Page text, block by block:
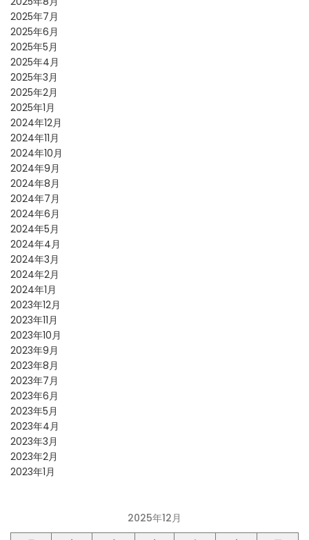
2025年7月
2025年6月
2025年5月
2025年4月
2025年3月
2025年2月
2025年1月
2024年12月
2024年11月
2024年10月
2024年9月
2024年8月
2024年7月
2024年6月
2024年5月
2024年4月
2024年3月
2024年2月
2024年1月
2023年12月
2023年11月
2023年10月
2023年9月
2023年8月
2023年7月
2023年6月
2023年5月
2023年4月
2023年3月
2023年2月
2023年1月
2025年12月